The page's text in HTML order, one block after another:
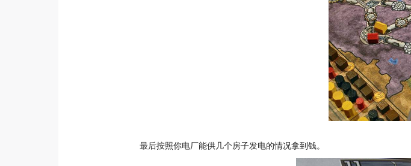
最后按照你电厂能供几个房子发电的情况拿到钱。